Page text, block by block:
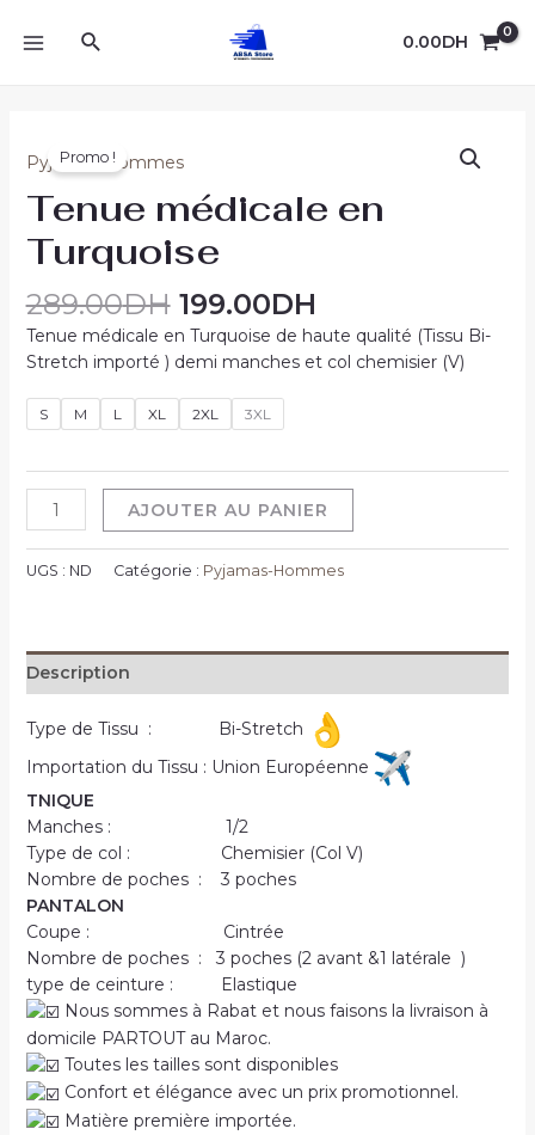
Rechercher 0.00DH
Promo !
Pyjamas-Hommes
Tenue médicale en
Turquoise
289.00DH 199.00DH
Tenue médicale en Turquoise de haute qualité (Tissu Bi-
Stretch importé ) demi manches et col chemisier (V)
S M L XL 2XL 3XL
quantité
de
Tenue
médicale
AJOUTER AU PANIER
UGS : ND Catégorie : Pyjamas-Hommes
Description
Type de Tissu : Bi-Stretch
Importation du Tissu : Union Européenne
TNIQUE
Manches : 1/2
Type de col : Chemisier (Col V)
Nombre de poches : 3 poches
PANTALON
Coupe : Cintrée
Nombre de poches : 3 poches (2 avant &1 latérale )
type de ceinture : Elastique
Nous sommes à Rabat et nous faisons la livraison à
domicile PARTOUT au Maroc.
Toutes les tailles sont disponibles
Confort et élégance avec un prix promotionnel.
Matière première importée.